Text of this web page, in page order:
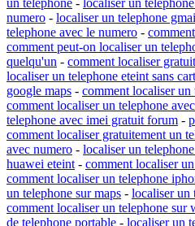
numero - localiser un telephone
telephone avec le numero -
comment peut-on localiser un
quelqu'un - comment localiser
localiser un telephone eteint sans
google maps - comment localiser un
comment localiser un telephone
telephone avec imei gratuit forum -
comment localiser gratuitement un
avec numero - localiser un
huawei eteint - comment localiser
comment localiser un telephone
un telephone sur maps - localiser un
comment localiser un telephone sur
de telephone portable - localiser un